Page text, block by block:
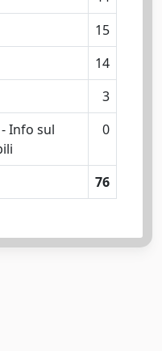
15
14
3
Info sul
0
76